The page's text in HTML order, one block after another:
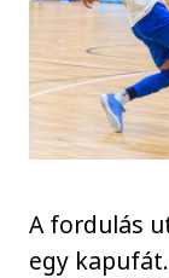
A fordulás
egy